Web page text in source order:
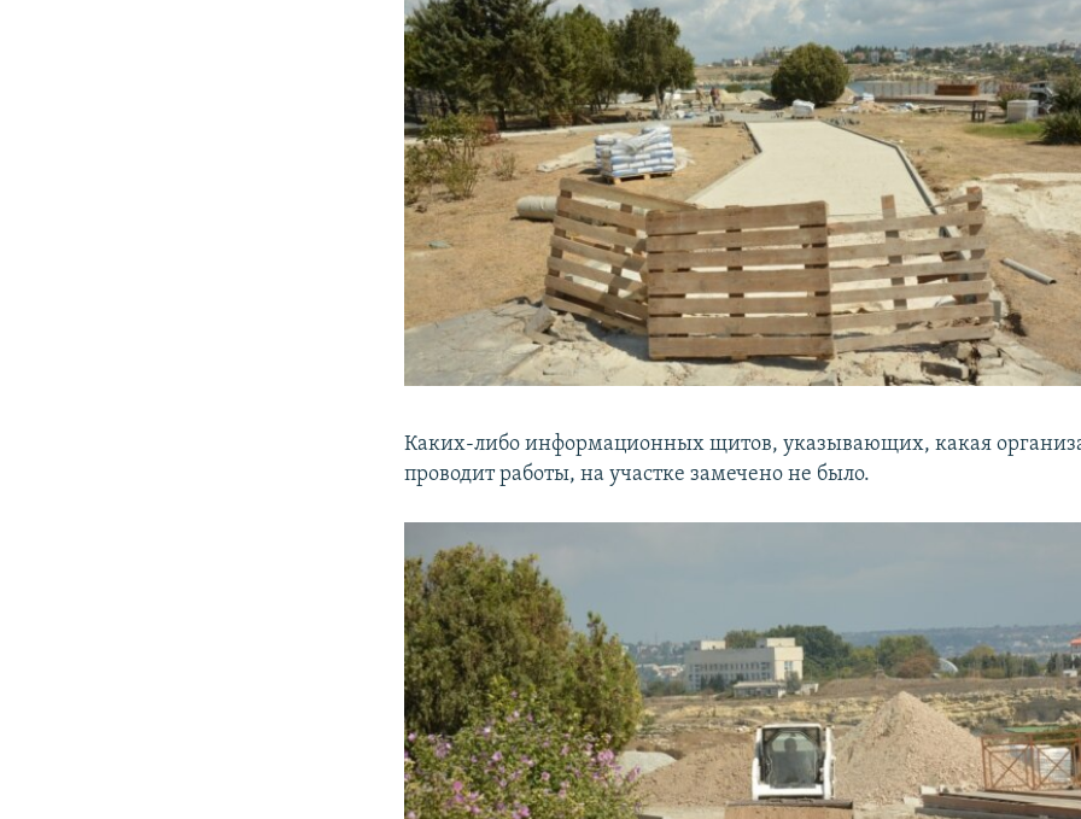
Каких-либо информационных щитов, указывающих, какая
проводит работы, на участке замечено не было.